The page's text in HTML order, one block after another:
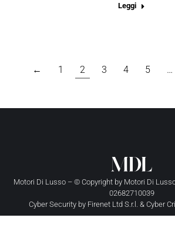
Leggi
← 1 2 3 4 5 …
Motori Di Lusso – © Copyright by Motori Di
02682710039
Cyber Security by Firenet Ltd S.r.l. & Cyber